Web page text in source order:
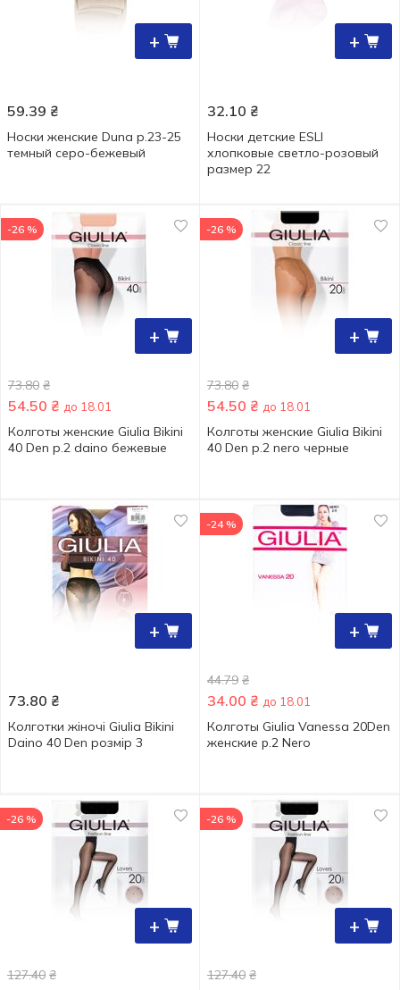
+
59.39 ₴
Носки женские Duna р.23-25
темный серо-бежевый
+
32.10 ₴
Носки детские ESLI
хлопковые светло-розовый
размер 22
+
-26 %
73.80 ₴
54.50 ₴ до 18.01
Колготы женские Giulia Bikini
40 Den р.2 daino бежевые
+
-26 %
73.80 ₴
54.50 ₴ до 18.01
Колготы женские Giulia Bikini
40 Den р.2 nero черные
+
73.80 ₴
Колготки жіночі Giulia Bikini
Daino 40 Den розмір 3
+
-24 %
44.79 ₴
34.00 ₴ до 18.01
Колготы Giulia Vanessa 20Den
женские p.2 Nero
+
-26 %
127.40 ₴
+
-26 %
127.40 ₴